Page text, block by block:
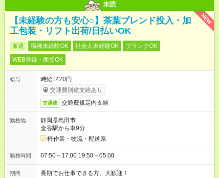
未読
NEW
【未経験の方も安心○】茶葉ブレンド投入・加
工包装・リフト出荷/日払いOK
派遣 職種未経験OK 社会人未経験OK
ブランクOK
WEB登録・面接OK
給与
時給1420円
交通費別途支給あり
交通費 交通費規定内支給
勤務地
静岡県島田市
金谷駅から車9分
軽作業・物流・配送系
勤務時間 07:50～17:00 19:50～05:00
期間 長期でお仕事できる方、大歓迎！